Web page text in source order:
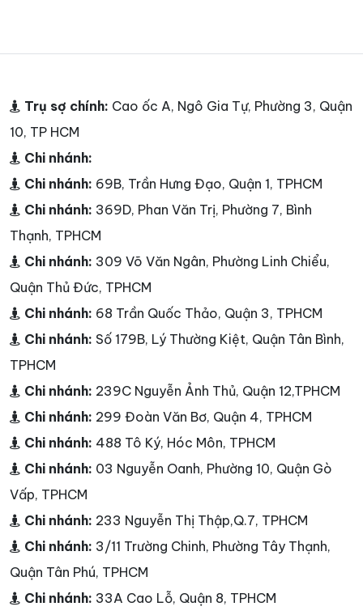
Trụ sợ chính: Cao ốc A, Ngô Gia Tự, Phường 3, Quận
10, TP HCM
Chi nhánh:
Chi nhánh: 69B, Trần Hưng Đạo, Quận 1, TPHCM
Chi nhánh: 369D, Phan Văn Trị, Phường 7, Bình
Thạnh, TPHCM
Chi nhánh: 309 Võ Văn Ngân, Phường Linh Chiểu,
Quận Thủ Đức, TPHCM
Chi nhánh: 68 Trần Quốc Thảo, Quận 3, TPHCM
Chi nhánh: Số 179B, Lý Thường Kiệt, Quận Tân Bình,
TPHCM
Chi nhánh: 239C Nguyễn Ảnh Thủ, Quận 12,TPHCM
Chi nhánh: 299 Đoàn Văn Bơ, Quận 4, TPHCM
Chi nhánh: 488 Tô Ký, Hóc Môn, TPHCM
Chi nhánh: 03 Nguyễn Oanh, Phường 10, Quận Gò
Vấp, TPHCM
Chi nhánh: 233 Nguyễn Thị Thập,Q.7, TPHCM
Chi nhánh: 3/11 Trường Chinh, Phường Tây Thạnh,
Quận Tân Phú, TPHCM
Chi nhánh: 33A Cao Lỗ, Quận 8, TPHCM